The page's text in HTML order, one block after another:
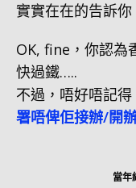
實實在在的告訴你
OK, fine，你認為
快過鐵…..
不過，唔好唔記
署唔俾佢接辦/開
當年